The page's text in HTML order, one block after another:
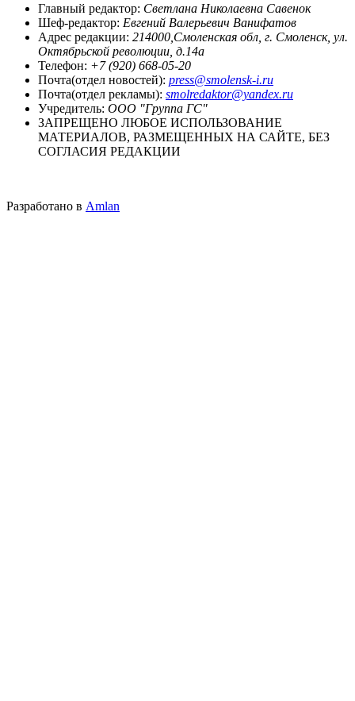
Главный редактор: Светлана Николаевна Савенок
Шеф-редактор: Евгений Валерьевич Ванифатов
Адрес редакции: 214000,Смоленская обл, г. Смоленск, ул.
Октябрьской революции, д.14а
Телефон: +7 (920) 668-05-20
Почта(отдел новостей): press@smolensk-i.ru
Почта(отдел рекламы): smolredaktor@yandex.ru
Учредитель: ООО "Группа ГС"
ЗАПРЕЩЕНО ЛЮБОЕ ИСПОЛЬЗОВАНИЕ
МАТЕРИАЛОВ, РАЗМЕЩЕННЫХ НА САЙТЕ, БЕЗ
СОГЛАСИЯ РЕДАКЦИИ
Разработано в Amlan